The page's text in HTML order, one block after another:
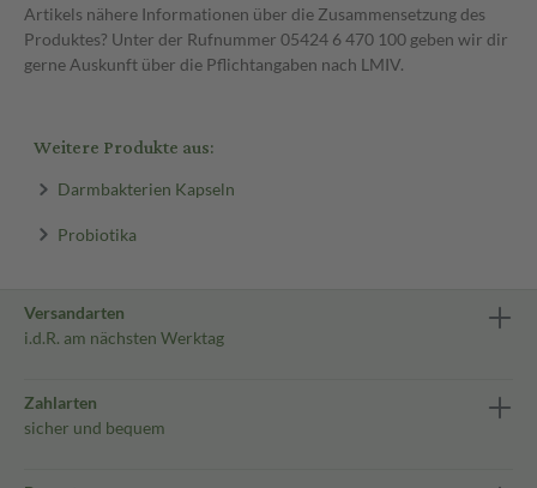
Artikels nähere Informationen über die Zusammensetzung des
Produktes? Unter der Rufnummer 05424 6 470 100 geben wir dir
gerne Auskunft über die Pflichtangaben nach LMIV.
Weitere Produkte aus:
Darmbakterien Kapseln
Probiotika
Versandarten
i.d.R. am nächsten Werktag
Zahlarten
sicher und bequem